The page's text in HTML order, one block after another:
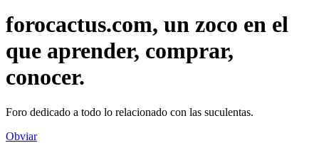
forocactus.com, un zoco en el
que aprender, comprar,
conocer.
Foro dedicado a todo lo relacionado con las suculentas.
Obviar